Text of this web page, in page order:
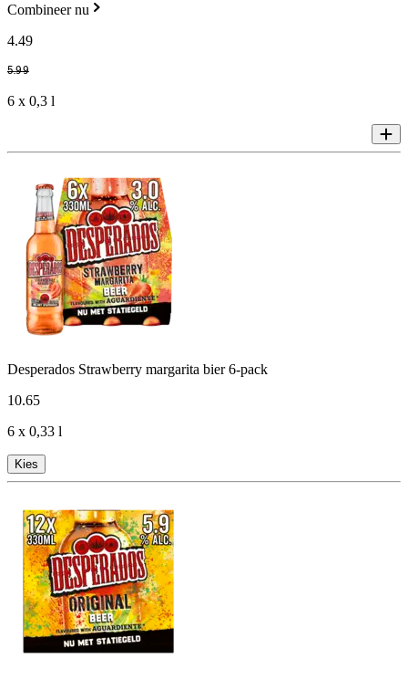
Combineer nu
4.49
5.99
6 x 0,3 l
Desperados Strawberry margarita bier 6-pack
10.65
6 x 0,33 l
Kies